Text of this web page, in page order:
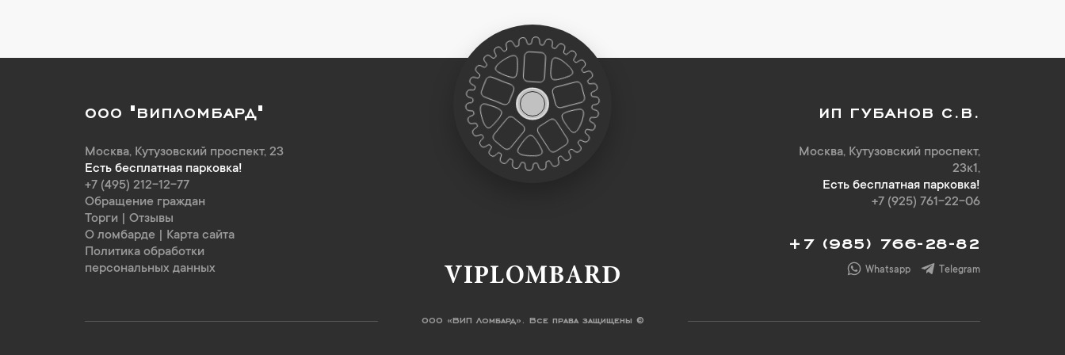
ООО "ВИПЛОМБАРД"
Москва, Кутузовский проспект, 23
Есть бесплатная парковка!
+7 (495) 212-12-77
Обращение граждан
Торги
Отзывы
О ломбарде
Карта сайта
Политика обработки
персональных данных
ИП ГУБАНОВ С.В.
Москва, Кутузовский проспект,
23к1,
Есть бесплатная парковка!
+7 (925) 761-22-06
+7 (985) 766-28-82
Whatsapp Telegram
VIPLOMBARD
ООО «ВИП Ломбард». Все права защищены ©